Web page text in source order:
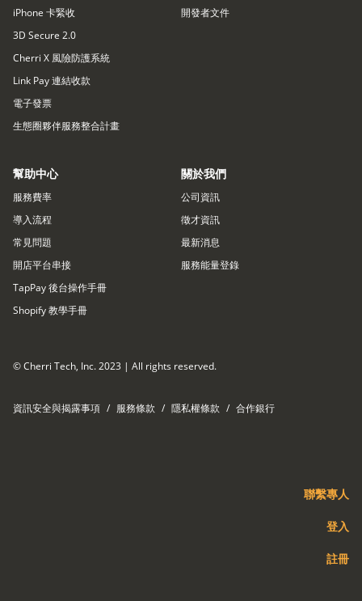
iPhone 卡緊收
3D Secure 2.0
Cherri X 風險防護系統
Link Pay 連結收款
電子發票
生態圈夥伴服務整合計畫
開發者文件
幫助中心
服務費率
導入流程
常見問題
開店平台串接​
TapPay 後台操作手冊
Shopify 教學手冊
關於我們
公司資訊
徵才資訊
最新消息
服務能量登錄
© Cherri Tech, Inc. 2023 | All rights reserved.
資訊安全與揭露事項 / 服務條款 / 隱私權條款 / 合作銀行
聯繫專人
登入
註冊